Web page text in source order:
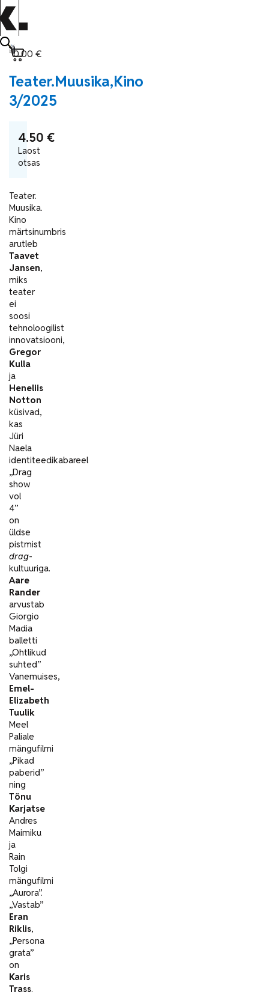
0.00 €
Teater.Muusika,Kino
3/2025
Teater.
Muusika.
Kino
märtsinumbris
arutleb
Taavet
Jansen,
miks
teater
ei
soosi
tehnoloogilist
innovatsiooni,
Gregor
Kulla
ja
Heneliis
Notton
küsivad,
kas
Jüri
Naela
identiteedikabareel
„Drag
show
vol
4”
on
üldse
pistmist
drag-
kultuuriga.
Aare
Rander
arvustab
Giorgio
Madia
balletti
„Ohtlikud
suhted”
Vanemuises,
Emel-
Elizabeth
Tuulik
Meel
Paliale
mängufilmi
„Pikad
paberid”
ning
Tõnu
Karjatse
Andres
Maimiku
ja
Rain
Tolgi
mängufilmi
„Aurora”.
„Vastab”
Eran
Riklis,
„Persona
grata”
on
Karis
Trass.
4.50 €
Laost
otsas